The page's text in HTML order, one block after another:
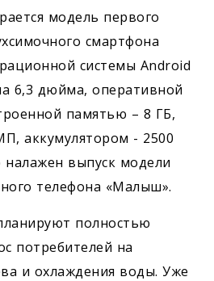
модель первого
смартфона
системы Android
6,3 дюйма, оперативной
памятью – 8 ГБ,
аккумулятором - 2500
выпуск модели
телефона «Малыш».
полностью
потребителей на
и охлаждения воды. Уже